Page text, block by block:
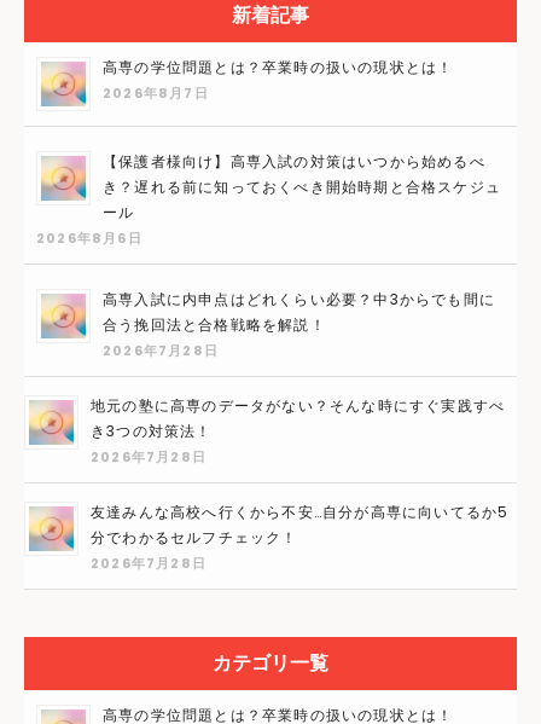
新着記事
高専の学位問題とは？卒業時の扱いの現状とは！
2026年8月7日
【保護者様向け】高専入試の対策はいつから始めるべ
き？遅れる前に知っておくべき開始時期と合格スケジュ
ール
2026年8月6日
高専入試に内申点はどれくらい必要？中3からでも間に
合う挽回法と合格戦略を解説！
2026年7月28日
地元の塾に高専のデータがない？そんな時にすぐ実践すべ
き3つの対策法！
2026年7月28日
友達みんな高校へ行くから不安…自分が高専に向いてるか5
分でわかるセルフチェック！
2026年7月28日
カテゴリ一覧
高専の学位問題とは？卒業時の扱いの現状とは！